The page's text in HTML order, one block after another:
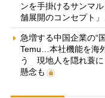
ンを手掛けるサンマ
舗展開のコンセプト
急増する中国企業の“
Temu…本社機能を海
う 現地人を隠れ蓑に
懸念も